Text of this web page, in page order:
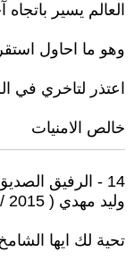
العالم يسير باتجاه
وهو ما احاول
اعتذر لتاخري في
خالص الامنيات
14 - الرفيق الصديق عبد الرضا - ابي حيدر
وليد مهدي ( 2015 / 7 / 7 - 13:52 )
تحية لك ايها